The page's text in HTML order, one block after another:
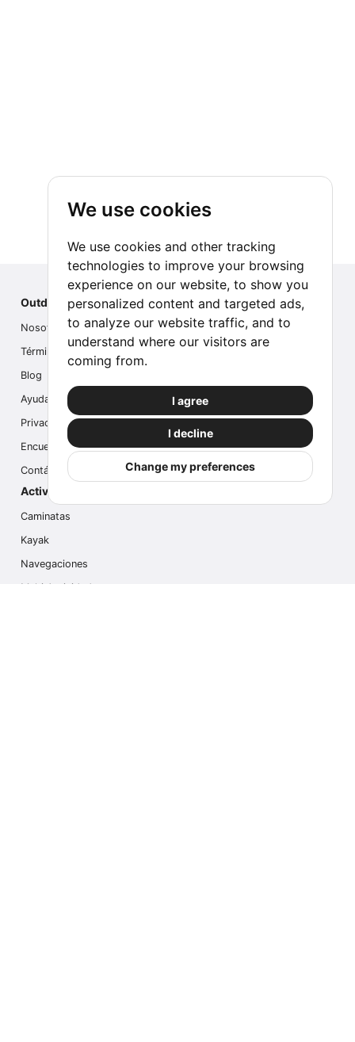
We use cookies
We use cookies and other tracking
technologies to improve your browsing
experience on our website, to show you
personalized content and targeted ads,
to analyze our website traffic, and to
understand where our visitors are
coming from.
I agree
I decline
Change my preferences
Outdoor Index
Nosotros
Términos
Blog
Ayuda
Privacidad
Encuesta
Contáctanos
Actividades populares
Caminatas
Kayak
Navegaciones
Multi Actividades